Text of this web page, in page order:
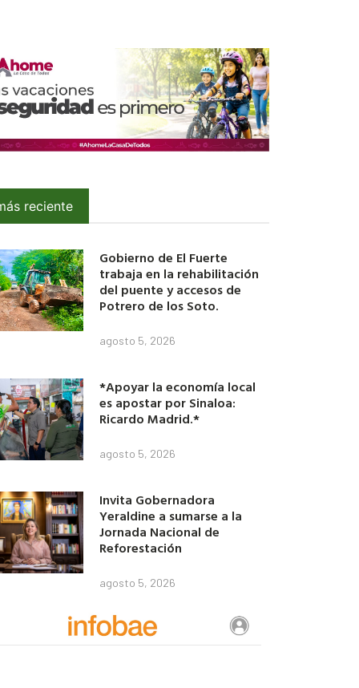
reciente
Gobierno de El Fuerte
trabaja en la rehabilitación
del puente y accesos de
Potrero de los Soto.
agosto 5, 2026
*Apoyar la economía local
es apostar por Sinaloa:
Ricardo Madrid.*
agosto 5, 2026
Invita Gobernadora
Yeraldine a sumarse a la
Jornada Nacional de
Reforestación
agosto 5, 2026